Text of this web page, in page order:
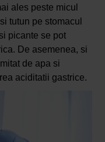
ales peste micul
tutun pe stomacul
picante se pot
De asemenea, si
de apa si
aciditatii gastrice.